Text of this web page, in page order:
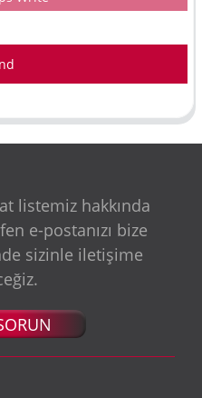
listemiz hakkında
e-postanızı bize
sizinle iletişime